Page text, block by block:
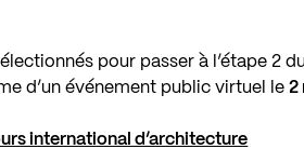
pour passer à l’étape 2
d’un événement public virtuel le2
international d’architecture